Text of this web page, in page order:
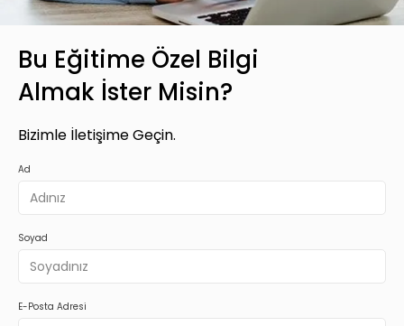
Bu Eğitime Özel Bilgi
Almak İster Misin?
Bizimle İletişime Geçin.
Ad
Soyad
E-Posta Adresi